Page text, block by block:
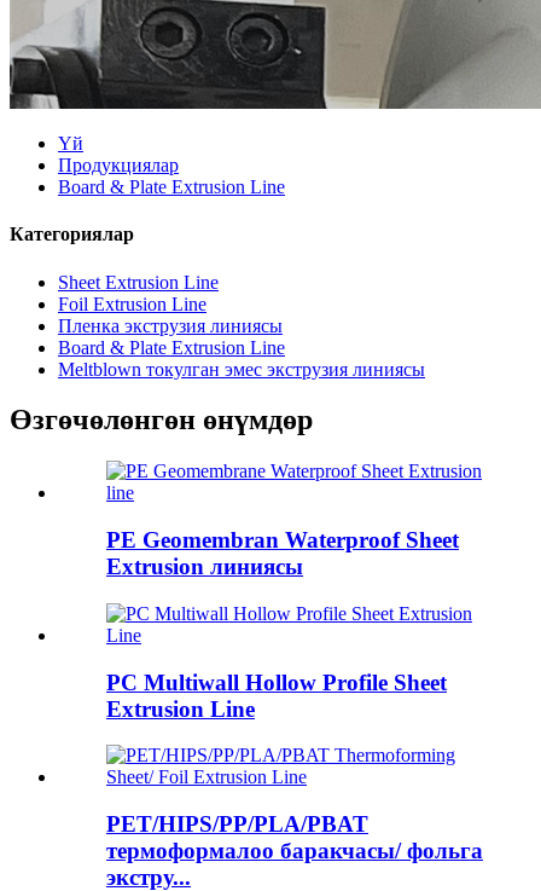
Үй
Продукциялар
Board & Plate Extrusion Line
Категориялар
Sheet Extrusion Line
Foil Extrusion Line
Пленка экструзия линиясы
Board & Plate Extrusion Line
Meltblown токулган эмес экструзия линиясы
Өзгөчөлөнгөн өнүмдөр
PE Geomembran Waterproof Sheet
Extrusion линиясы
PC Multiwall Hollow Profile Sheet
Extrusion Line
PET/HIPS/PP/PLA/PBAT
термоформалоо баракчасы/ фольга
экстру...